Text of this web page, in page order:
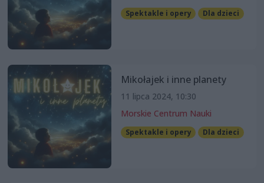
Spektakle i opery Dla dzieci
Mikołajek i inne planety
11 lipca 2024, 10:30
Morskie Centrum Nauki
Spektakle i opery Dla dzieci